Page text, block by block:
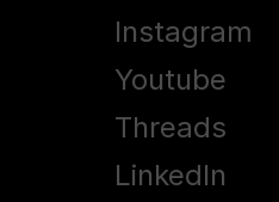
Instagram
Youtube
Threads
LinkedIn